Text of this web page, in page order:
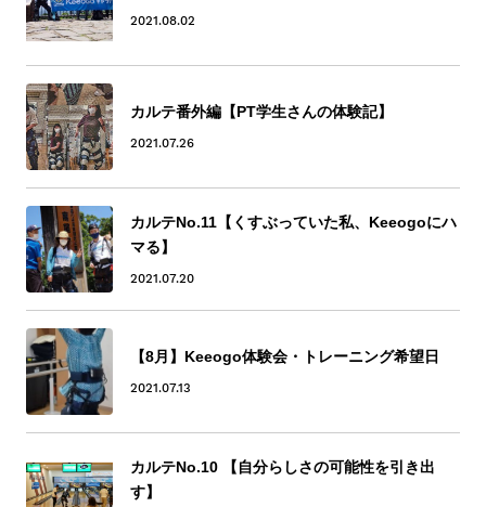
2021.08.02
カルテ番外編【PT学生さんの体験記】
2021.07.26
カルテNo.11【くすぶっていた私、Keeogoにハ
マる】
2021.07.20
【8月】Keeogo体験会・トレーニング希望日
2021.07.13
カルテNo.10 【自分らしさの可能性を引き出
す】